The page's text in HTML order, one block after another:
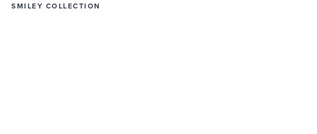
Über Uns
SMILEY COLLECTION